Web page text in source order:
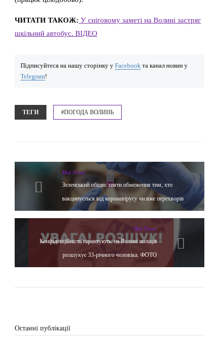
ЧИТАТИ ТАКОЖ: У сніговому заметі на Волині застряг
шкільний автобус. ВІДЕО
Підписуйтеся на нашу сторінку у Facebook та канал новин у
Telegram!
ТЕГИ #ПОГОДА ВОЛИНЬ
Hot News
Зеленський обіцяє зняти обмеження тим, хто
вакцинується від коронавірусу чи вже перехворів
Hot News
Конфіденційність гарантують: на Волині поліція
розшукує 33-річного чоловіка. ФОТО
Останні публікації